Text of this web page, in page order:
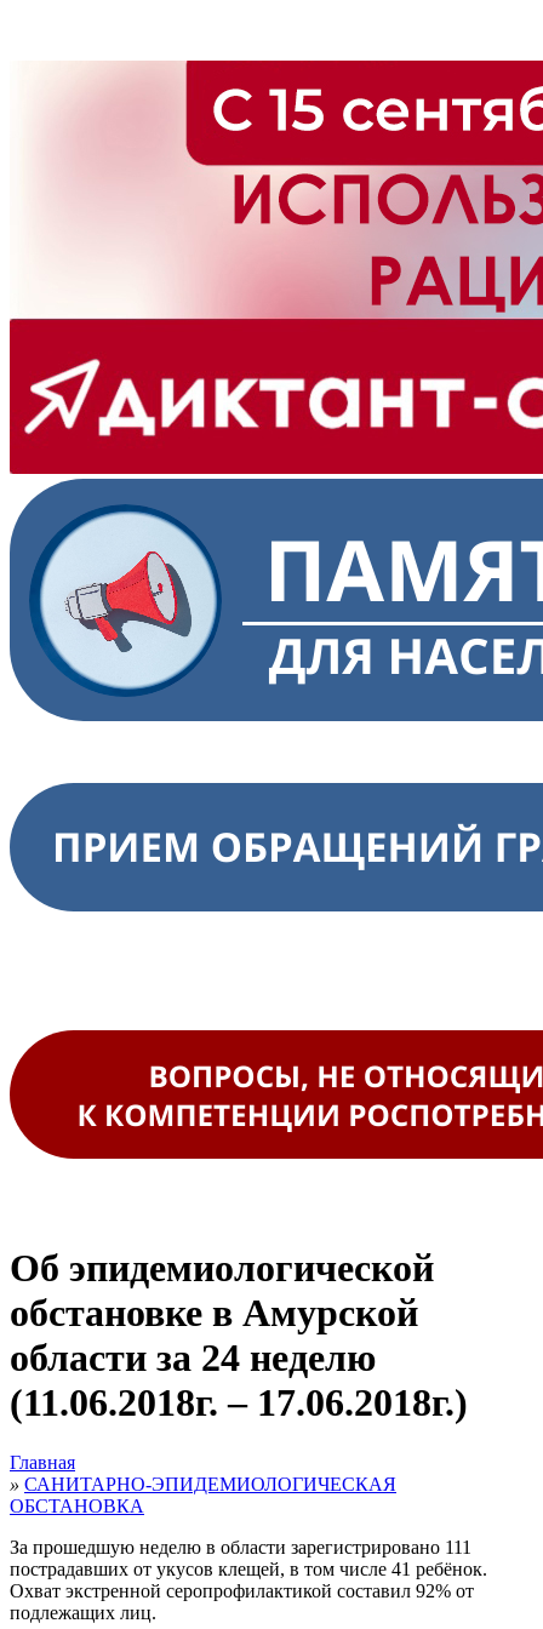
Об эпидемиологической
обстановке в Амурской
области за 24 неделю
(11.06.2018г. – 17.06.2018г.)
Главная
» САНИТАРНО-ЭПИДЕМИОЛОГИЧЕСКАЯ
ОБСТАНОВКА
За прошедшую неделю в области зарегистрировано 111
пострадавших от укусов клещей, в том числе 41 ребёнок.
Охват экстренной серопрофилактикой составил 92% от
подлежащих лиц.